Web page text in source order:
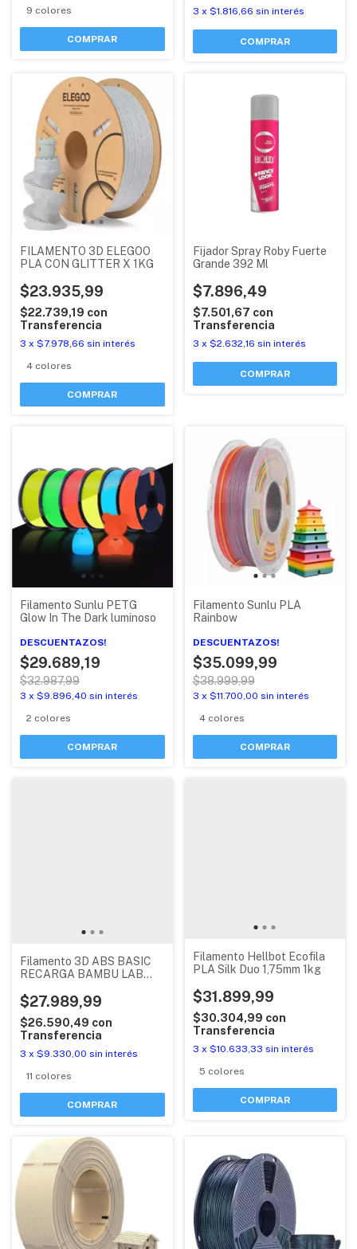
9 colores
COMPRAR
3 x $1.816,66 sin interés
FILAMENTO 3D ELEGOO
PLA CON GLITTER X 1KG
$23.935,99
$22.739,19 con
Transferencia
3 x $7.978,66 sin interés
4 colores
COMPRAR
Fijador Spray Roby Fuerte
Grande 392 Ml
$7.896,49
$7.501,67 con
Transferencia
3 x $2.632,16 sin interés
Filamento Sunlu PETG
Glow In The Dark luminoso
DESCUENTAZOS!
$29.689,19
$32.987,99
3 x $9.896,40 sin interés
2 colores
COMPRAR
Filamento Sunlu PLA
Rainbow
DESCUENTAZOS!
$35.099,99
$38.999,99
3 x $11.700,00 sin interés
4 colores
COMPRAR
Filamento 3D ABS BASIC
RECARGA BAMBU LAB
$27.989,99
$26.590,49 con
Transferencia
3 x $9.330,00 sin interés
11 colores
COMPRAR
Filamento Hellbot Ecofila
PLA Silk Duo 1,75mm 1kg
$31.899,99
$30.304,99 con
Transferencia
3 x $10.633,33 sin interés
5 colores
COMPRAR